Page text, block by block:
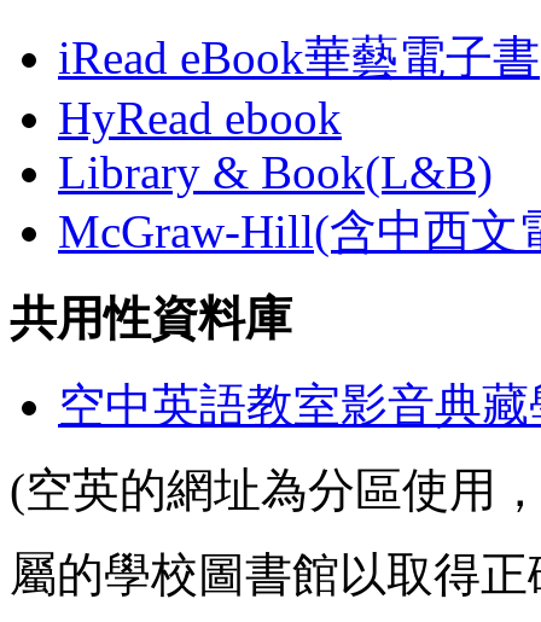
iRead eBook華藝電子書
HyRead ebook
Library & Book(L&B)
McGraw-Hill(含中西文
共用性資料庫
空中英語教室影音典
(空英的網址為分區使用
屬的學校圖書館以取得